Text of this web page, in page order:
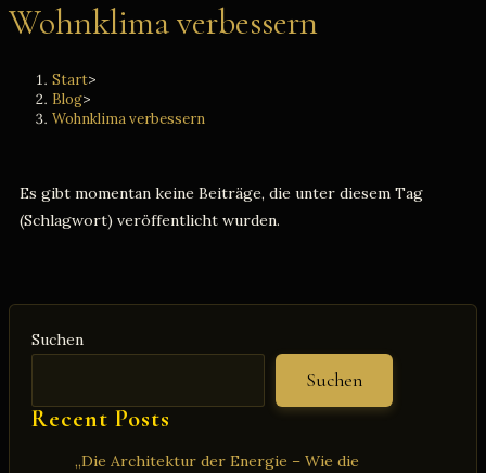
Wohnklima verbessern
Start>
Blog>
Wohnklima verbessern
Es gibt momentan keine Beiträge, die unter diesem Tag
(Schlagwort) veröffentlicht wurden.
Suchen
Suchen
Recent Posts
„Die Architektur der Energie – Wie die